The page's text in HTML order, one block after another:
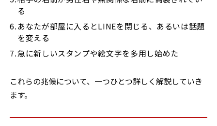
る
あなたが部屋に入るとLINEを閉じる、あるいは話題
を変える
急に新しいスタンプや絵文字を多用し始めた
これらの兆候について、一つひとつ詳しく解説していき
ます。